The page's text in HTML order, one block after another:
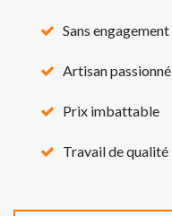
Sans engagement
Artisan passionné
Prix imbattable
Travail de qualité